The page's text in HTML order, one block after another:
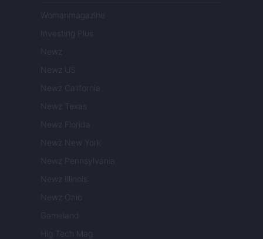
Womanmagazine
Investing Plus
Newz
Newz US
Newz California
Newz Texas
Newz Florida
Newz New York
Newz Pennsylvania
Newz Illinois
Newz Ohio
Gameland
Hig Tech Mag